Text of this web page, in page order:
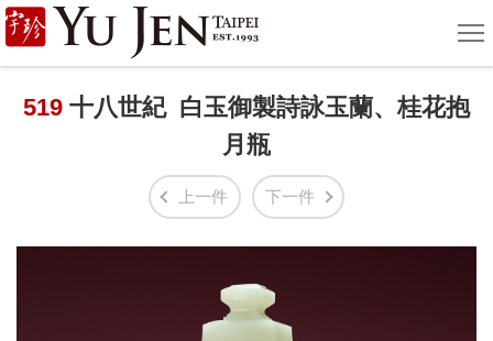
宇
珍
國
術
單
519 十八世紀 白玉御製詩詠玉蘭、桂花抱
月瓶
上一件 下一件